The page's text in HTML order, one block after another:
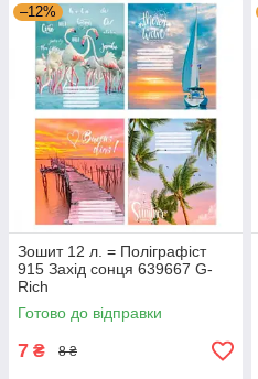
–12%
Зошит 12 л. = Поліграфіст
915 Захід сонця 639667 G-
Rich
Готово до відправки
7 ₴ 8 ₴